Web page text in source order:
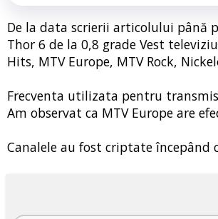
De la data scrierii articolului până
Thor 6 de la 0,8 grade Vest
Hits, MTV Europe, MTV Rock,
Frecventa utilizata pentru
Am observat ca MTV Europe are
Canalele au fost criptate începând